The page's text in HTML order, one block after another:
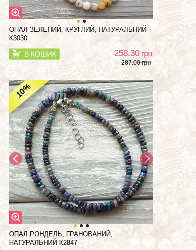
ОПАЛ ЗЕЛЕНИЙ, КРУГЛИЙ, НАТУРАЛЬНИЙ
К3030
В КОШИК 258.30 грн
287.00 грн
10%
ОПАЛ РОНДЕЛЬ, ГРАНОВАНИЙ,
НАТУРАЛЬНИЙ К2847